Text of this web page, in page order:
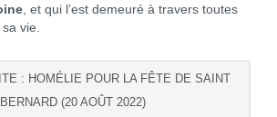
, et qui l’est demeuré à travers toutes
sa vie.
: HOMÉLIE POUR LA FÊTE DE SAINT
BERNARD (20 AOÛT 2022)